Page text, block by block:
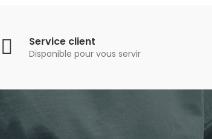
Service client
Disponible pour vous servir